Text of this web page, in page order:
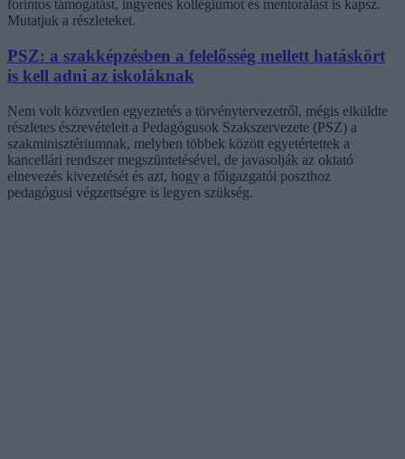
forintos támogatást, ingyenes kollégiumot és mentorálást is kapsz.
Mutatjuk a részleteket.
PSZ: a szakképzésben a felelősség mellett hatáskört
is kell adni az iskoláknak
Nem volt közvetlen egyeztetés a törvénytervezetről, mégis elküldte
részletes észrevételeit a Pedagógusok Szakszervezete (PSZ) a
szakminisztériumnak, melyben többek között egyetértettek a
kancellári rendszer megszüntetésével, de javasolják az oktató
elnevezés kivezetését és azt, hogy a főigazgatói poszthoz
pedagógusi végzettségre is legyen szükség.